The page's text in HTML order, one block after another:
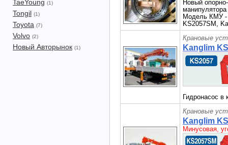
TaeYoung (1)
Tongil (1)
Toyota (7)
Volvo (2)
Новый Авторынок (1)
Новый
Модель КМУ -
KS2057SM,
Крановые
Kanglim
Гидронасос
Крановые
Kanglim
Минусовая,